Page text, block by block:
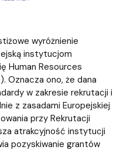
wyróżnienie
instytucjom
Human Resources
Oznacza ono, że dana
w zakresie rekrutacji i
z zasadami Europejskiej
przy Rekrutacji
atrakcyjność instytucji
pozyskiwanie grantów